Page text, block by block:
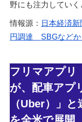
野にも注力していく
情報源： 日本経済
円調達 SBGなどか
フリマアプリ
が、配車アプ
（Uber）」